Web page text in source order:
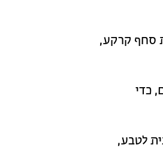
סחף קרקע,
כדי
לטבע,